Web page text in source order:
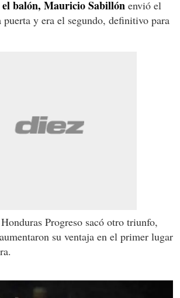
balón, Mauricio Sabillón envió el
y era el segundo, definitivo para
Progreso sacó otro triunfo,
su ventaja en el primer lugar